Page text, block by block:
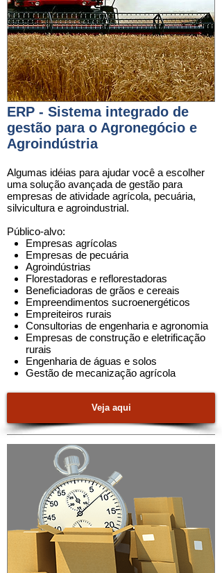
ERP - Sistema integrado de
gestão para o Agronegócio e
Agroindústria
Algumas idéias para ajudar você a escolher
uma solução avançada de gestão para
empresas de atividade agrícola, pecuária,
silvicultura e agroindustrial.
Público-alvo:
Empresas agrícolas
Empresas de pecuária
Agroindústrias
Florestadoras e reflorestadoras
Beneficiadoras de grãos e cereais
Empreendimentos sucroenergéticos
Empreiteiros rurais
Consultorias de engenharia e agronomia
Empresas de construção e eletrificação
rurais
Engenharia de águas e solos
Gestão de mecanização agrícola​
Veja aqui